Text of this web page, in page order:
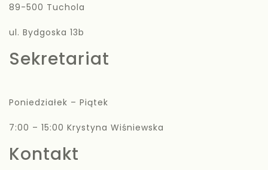
89-500 Tuchola
ul. Bydgoska 13b
Sekretariat
Poniedziałek – Piątek
7:00 – 15:00 Krystyna Wiśniewska
Kontakt